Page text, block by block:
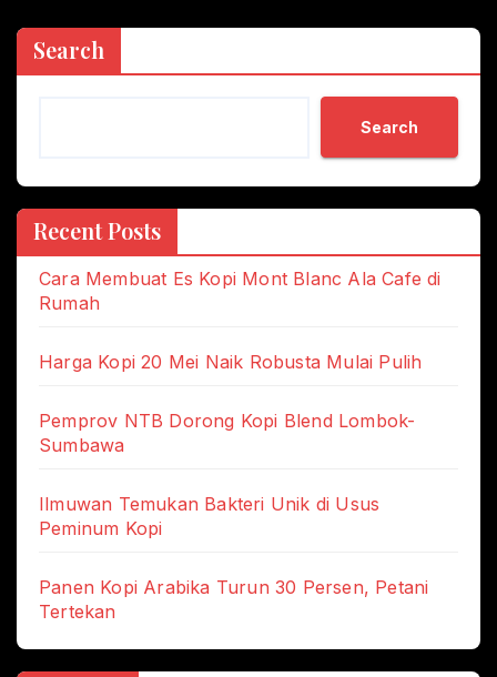
Search
Search
Recent Posts
Cara Membuat Es Kopi Mont Blanc Ala Cafe di
Rumah
Harga Kopi 20 Mei Naik Robusta Mulai Pulih
Pemprov NTB Dorong Kopi Blend Lombok-
Sumbawa
Ilmuwan Temukan Bakteri Unik di Usus
Peminum Kopi
Panen Kopi Arabika Turun 30 Persen, Petani
Tertekan